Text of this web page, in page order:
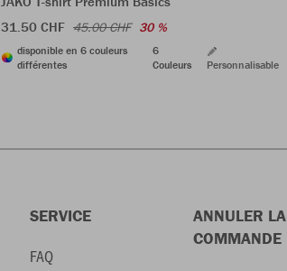
31.50 CHF 45.00 CHF 30 %
disponible en 6 couleurs
différentes
6
Couleurs
Personnalisable
SERVICE
FAQ
ANNULER LA
COMMANDE